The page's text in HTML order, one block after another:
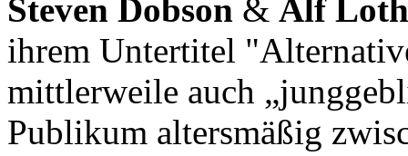
Steven Dobson & Alf Loth
ihrem Untertitel
mittlerweile auch
Publikum altersmäßig